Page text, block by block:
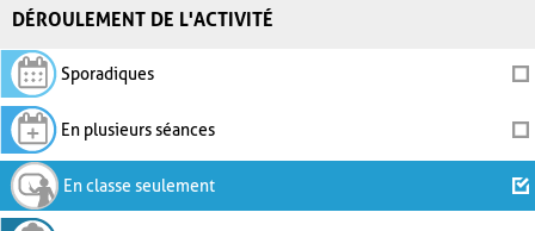
DÉROULEMENT DE L'ACTIVITÉ
Sporadiques
En plusieurs séances
En classe seulement